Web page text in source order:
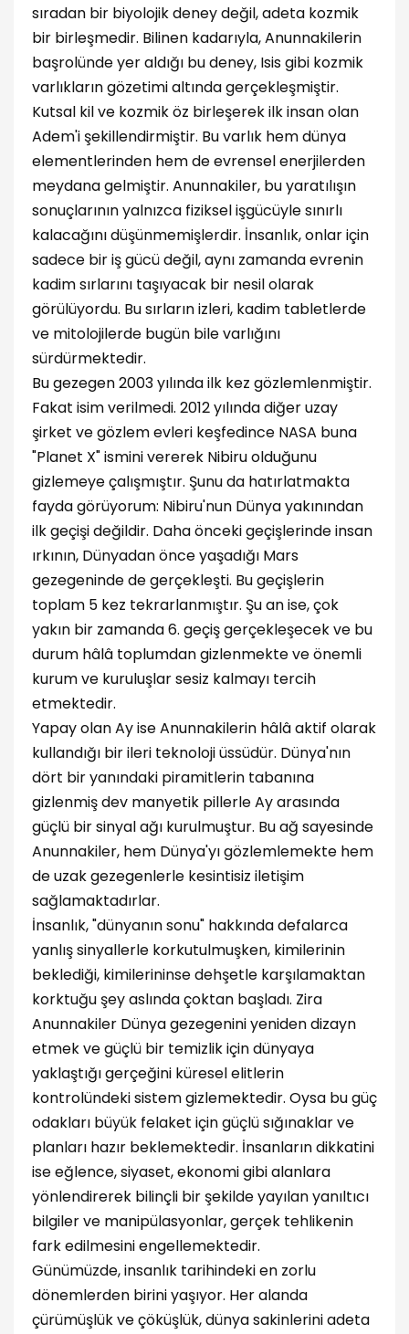
sıradan bir biyolojik deney değil, adeta kozmik
bir birleşmedir. Bilinen kadarıyla, Anunnakilerin
başrolünde yer aldığı bu deney, Isis gibi kozmik
varlıkların gözetimi altında gerçekleşmiştir.
Kutsal kil ve kozmik öz birleşerek ilk insan olan
Adem'i şekillendirmiştir. Bu varlık hem dünya
elementlerinden hem de evrensel enerjilerden
meydana gelmiştir. Anunnakiler, bu yaratılışın
sonuçlarının yalnızca fiziksel işgücüyle sınırlı
kalacağını düşünmemişlerdir. İnsanlık, onlar için
sadece bir iş gücü değil, aynı zamanda evrenin
kadim sırlarını taşıyacak bir nesil olarak
görülüyordu. Bu sırların izleri, kadim tabletlerde
ve mitolojilerde bugün bile varlığını
sürdürmektedir.
Bu gezegen 2003 yılında ilk kez gözlemlenmiştir.
Fakat isim verilmedi. 2012 yılında diğer uzay
şirket ve gözlem evleri keşfedince NASA buna
"Planet X" ismini vererek Nibiru olduğunu
gizlemeye çalışmıştır. Şunu da hatırlatmakta
fayda görüyorum: Nibiru'nun Dünya yakınından
ilk geçişi değildir. Daha önceki geçişlerinde insan
ırkının, Dünyadan önce yaşadığı Mars
gezegeninde de gerçekleşti. Bu geçişlerin
toplam 5 kez tekrarlanmıştır. Şu an ise, çok
yakın bir zamanda 6. geçiş gerçekleşecek ve bu
durum hâlâ toplumdan gizlenmekte ve önemli
kurum ve kuruluşlar sesiz kalmayı tercih
etmektedir.
Yapay olan Ay ise Anunnakilerin hâlâ aktif olarak
kullandığı bir ileri teknoloji üssüdür. Dünya'nın
dört bir yanındaki piramitlerin tabanına
gizlenmiş dev manyetik pillerle Ay arasında
güçlü bir sinyal ağı kurulmuştur. Bu ağ sayesinde
Anunnakiler, hem Dünya'yı gözlemlemekte hem
de uzak gezegenlerle kesintisiz iletişim
sağlamaktadırlar.
İnsanlık, "dünyanın sonu" hakkında defalarca
yanlış sinyallerle korkutulmuşken, kimilerinin
beklediği, kimilerininse dehşetle karşılamaktan
korktuğu şey aslında çoktan başladı. Zira
Anunnakiler Dünya gezegenini yeniden dizayn
etmek ve güçlü bir temizlik için dünyaya
yaklaştığı gerçeğini küresel elitlerin
kontrolündeki sistem gizlemektedir. Oysa bu güç
odakları büyük felaket için güçlü sığınaklar ve
planları hazır beklemektedir. İnsanların dikkatini
ise eğlence, siyaset, ekonomi gibi alanlara
yönlendirerek bilinçli bir şekilde yayılan yanıltıcı
bilgiler ve manipülasyonlar, gerçek tehlikenin
fark edilmesini engellemektedir.
Günümüzde, insanlık tarihindeki en zorlu
dönemlerden birini yaşıyor. Her alanda
çürümüşlük ve çöküşlük, dünya sakinlerini adeta